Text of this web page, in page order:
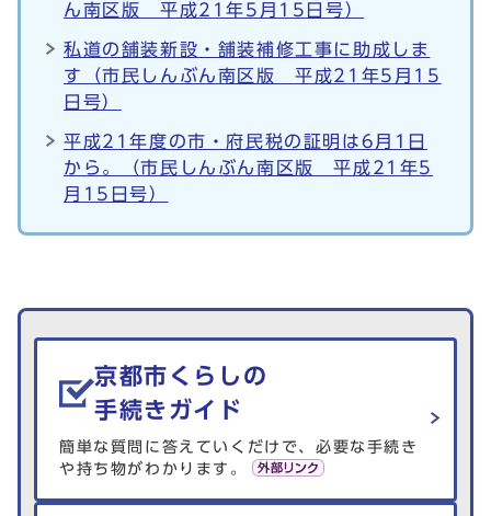
ん南区版 平成21年5月15日号）
私道の舗装新設・舗装補修工事に助成しま
す（市民しんぶん南区版 平成21年5月15
日号）
平成21年度の市・府民税の証明は6月1日
から。（市民しんぶん南区版 平成21年5
月15日号）
生活情報を探す
京都市くらしの
手続きガイド
簡単な質問に答えていくだけで、必要な手続き
や持ち物がわかります。